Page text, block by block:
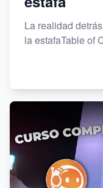
La realidad
la estafaTable of